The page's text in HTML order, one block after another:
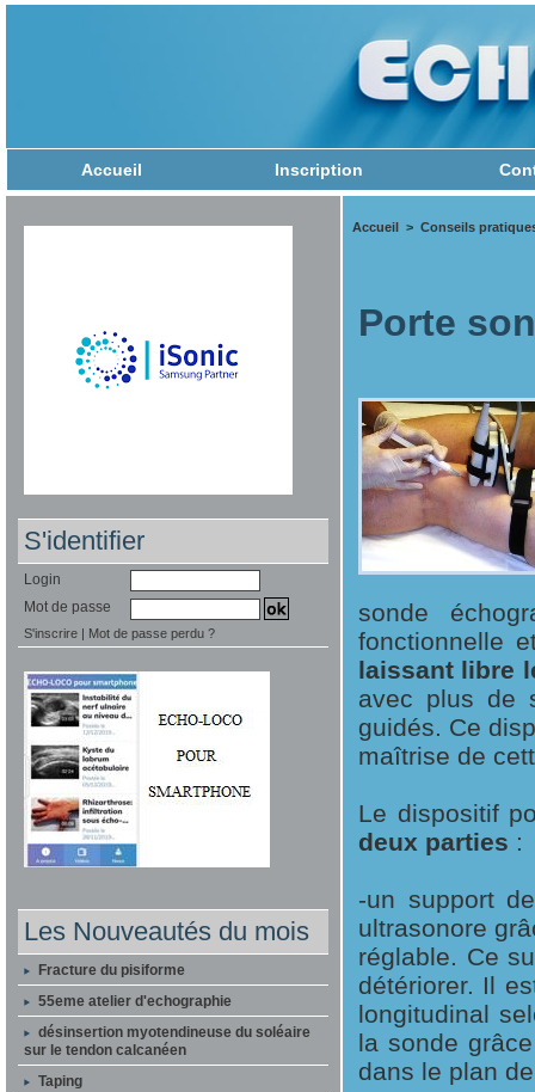
Accueil Inscription
S'identifier
Login
Mot de passe
S'inscrire | Mot de passe perdu ?
Les Nouveautés du mois
Fracture du pisiforme
55eme atelier d'echographie
désinsertion myotendineuse du soléaire
sur le tendon calcanéen
Taping
Accueil > Conseils
Porte
sonde
fonctionnelle
laissant libre
avec plus de
guidés. Ce
maîtrise de
Le dispositif
deux parties :
-un support
ultrasonore
réglable. Ce
détériorer. Il
longitudinal
la sonde
dans le plan